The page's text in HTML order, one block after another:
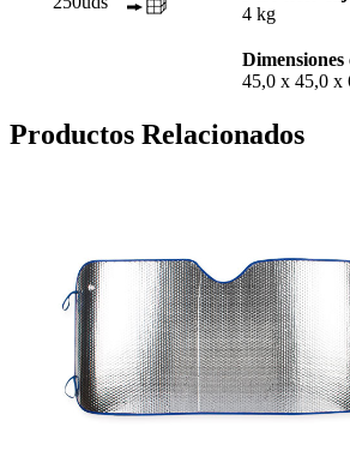
4 kg
Dimensiones
45,0 x 45,0 x
Productos Relacionados